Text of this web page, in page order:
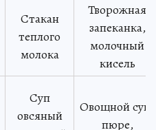
Стакан
теплого
молока
Творожная
запеканка,
молочный
кисель
Суп
овсяный
Овощной суп-
пюре,